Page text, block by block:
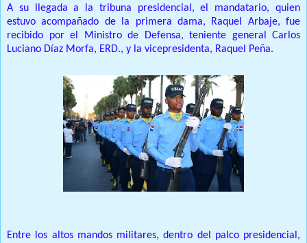
A su llegada a la tribuna presidencial, el mandatario, quien
estuvo acompañado de la primera dama, Raquel Arbaje, fue
recibido por el Ministro de Defensa, teniente general Carlos
Luciano Díaz Morfa, ERD., y la vicepresidenta, Raquel Peña.
Entre los altos mandos militares, dentro del palco presidencial,